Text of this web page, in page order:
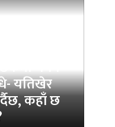
गगन
यतिखेर
कहाँ छ